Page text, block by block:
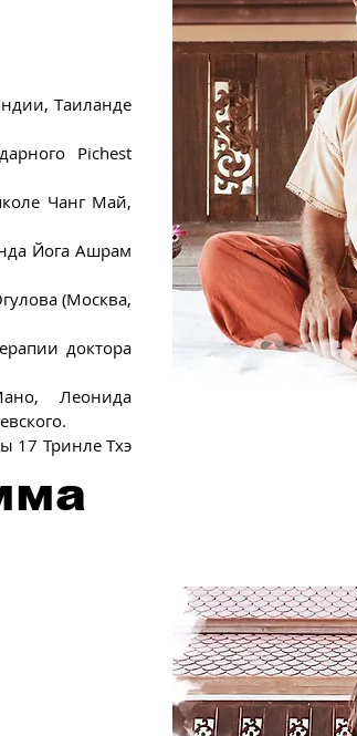
Таиланде
Pichest
Чанг Май,
Йога Ашрам
(Москва,
доктора
Леонида
17 Тринле Тхэ